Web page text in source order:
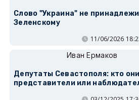
Слово "Украина" не
Зеленскому
11/06/2026
Иван Ермаков
Депутаты Севастополя: кто
представители или